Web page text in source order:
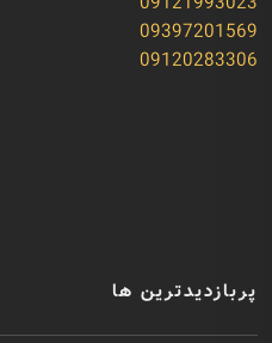
09397201569
09120283306
پربازدیدترین ها